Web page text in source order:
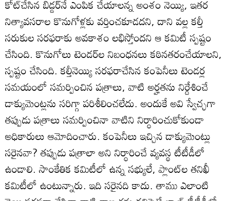
కోట్‌చేసిన బిడ్డర్‌నే ఎంపిక చేయాలన్న అంశం నెయ్యి, ఇతర
నిత్యావసరాల కొనుగోళ్లకు వర్తించకూడదని, దాని వల్ల కల్తీ
సరుకుల సరఫరాకు అవకాశం లభిస్తోందని ఆ కమిటీ స్పష్టం
చేసింది. కొనుగోలు టెండర్‌ల నిబంధనలు కఠినతరంచేయాలని,
స్పష్టం చేసింది. కల్తీనెయ్యి సరఫరాచేసిన కంపెనీలు టెండర్ల
సమయంలో సమర్పించిన పత్రాలు, వాటి అర్హతను నిర్దేశించే
డాక్యుమెంట్లను సరిగ్గా పరిశీలించలేదు. అందుకే అవి స్వేచ్ఛగా
తప్పుడు పత్రాలు సమర్పించినా వాటిని నిర్ధారించుకోకుండా
అధికారులు ఆమోదించారు. కంపెనీలు ఇచ్చిన డాక్యుమెంట్లు
సరైనవా? తప్పుడు పత్రాలా అని నిర్ధారించే వ్యవస్థ టీటీడీలో
ఉండాలి. సాంకేతిక కమిటీలో ఉన్న సభ్యులే, ప్లాంట్‌ల తనిఖీ
కమిటీలో ఉంటున్నారు. ఇది సరైనది కాదు. తాము ఎలాంటి